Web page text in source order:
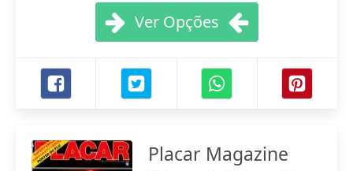
Ver Opções
Placar Magazine